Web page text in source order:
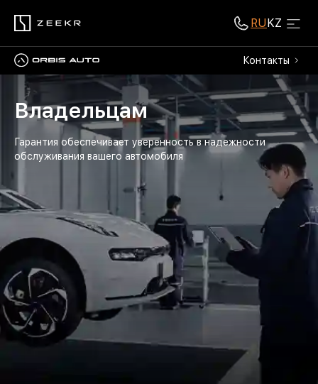
RUKZ
Контакты
Владельцам
Гарантия обеспечивает уверенность в надежности
обслуживания вашего автомобиля